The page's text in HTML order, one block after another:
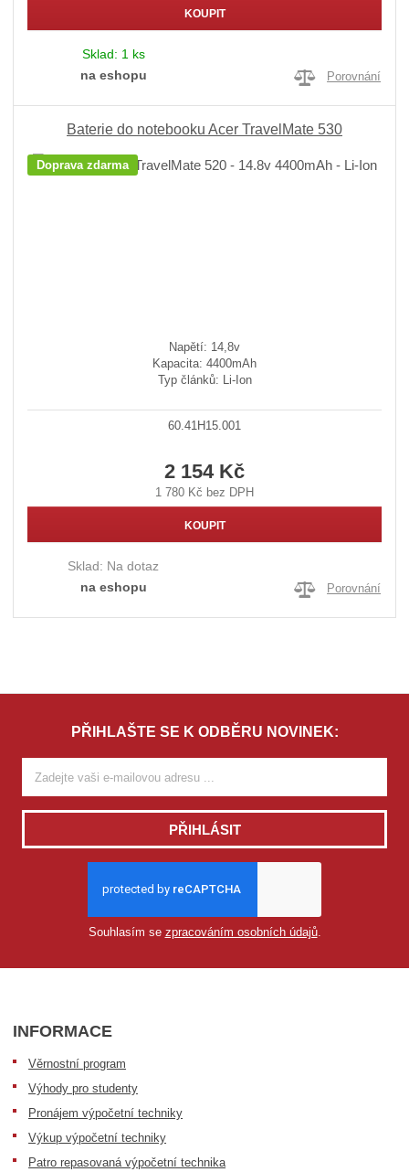
KOUPIT
Sklad: 1 ks
na eshopu
Porovnání
Baterie do notebooku Acer TravelMate 530
Doprava zdarma
Napětí: 14,8v
Kapacita: 4400mAh
Typ článků: Li-Ion
60.41H15.001
2 154 Kč
1 780 Kč bez DPH
KOUPIT
Sklad: Na dotaz
na eshopu
Porovnání
PŘIHLAŠTE SE K ODBĚRU NOVINEK:
PŘIHLÁSIT
Souhlasím se zpracováním osobních údajů.
INFORMACE
Věrnostní program
Výhody pro studenty
Pronájem výpočetní techniky
Výkup výpočetní techniky
Patro repasovaná výpočetní technika